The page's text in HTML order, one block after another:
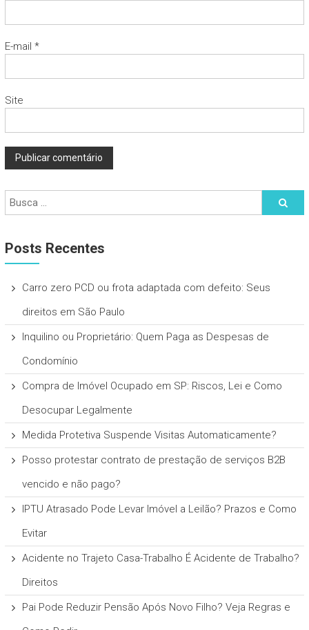
E-mail *
Site
Posts Recentes
Carro zero PCD ou frota adaptada com defeito: Seus
direitos em São Paulo
Inquilino ou Proprietário: Quem Paga as Despesas de
Condomínio
Compra de Imóvel Ocupado em SP: Riscos, Lei e Como
Desocupar Legalmente
Medida Protetiva Suspende Visitas Automaticamente?
Posso protestar contrato de prestação de serviços B2B
vencido e não pago?
IPTU Atrasado Pode Levar Imóvel a Leilão? Prazos e Como
Evitar
Acidente no Trajeto Casa-Trabalho É Acidente de Trabalho?
Direitos
Pai Pode Reduzir Pensão Após Novo Filho? Veja Regras e